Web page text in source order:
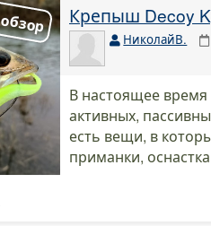
Крепыш Decoy
НиколайВ.
В настоящее
активных,
есть вещи, в
приманки,